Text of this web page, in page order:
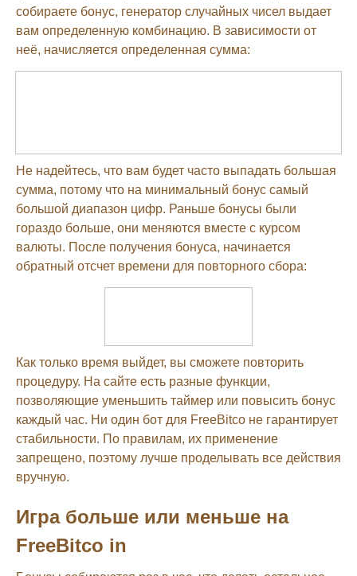
собираете бонус, генератор случайных чисел выдает
вам определенную комбинацию. В зависимости от
неё, начисляется определенная сумма:
Не надейтесь, что вам будет часто выпадать большая
сумма, потому что на минимальный бонус самый
большой диапазон цифр. Раньше бонусы были
гораздо больше, они меняются вместе с курсом
валюты. После получения бонуса, начинается
обратный отсчет времени для повторного сбора:
Как только время выйдет, вы сможете повторить
процедуру. На сайте есть разные функции,
позволяющие уменьшить таймер или повысить бонус
каждый час. Ни один бот для FreeBitco не гарантирует
стабильности. По правилам, их применение
запрещено, поэтому лучше проделывать все действия
вручную.
Игра больше или меньше на
FreeBitco in